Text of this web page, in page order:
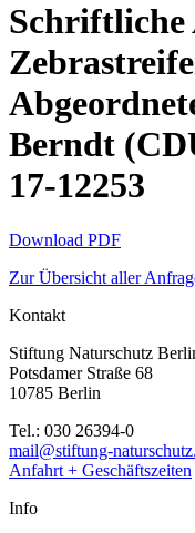
Schriftliche
Berndt
17-12253
Download PDF
Zur Übersicht aller
Kontakt
Stiftung Naturschutz
Potsdamer Straße 68
10785 Berlin
Tel.: 030 26394-0
mail@stiftung-
Anfahrt + Geschäftszeiten
Info